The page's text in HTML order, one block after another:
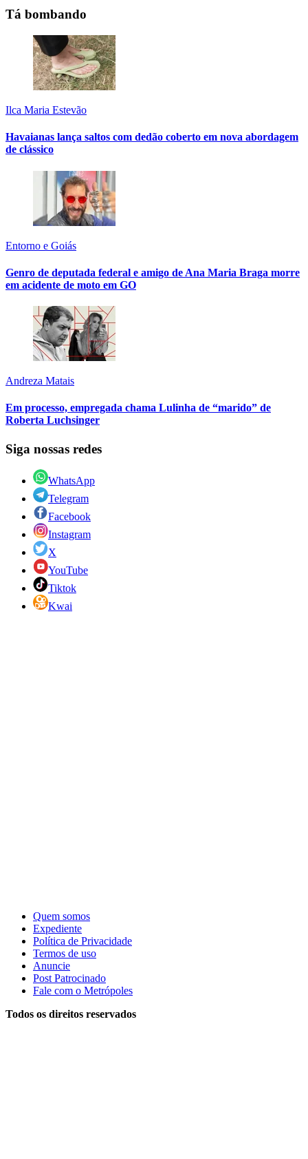
Tá bombando
Ilca Maria Estevão
Havaianas lança saltos com dedão coberto em nova abordagem
de clássico
Entorno e Goiás
Genro de deputada federal e amigo de Ana Maria Braga morre
em acidente de moto em GO
Andreza Matais
Em processo, empregada chama Lulinha de “marido” de
Roberta Luchsinger
Siga nossas redes
WhatsApp
Telegram
Facebook
Instagram
X
YouTube
Tiktok
Kwai
Quem somos
Expediente
Política de Privacidade
Termos de uso
Anuncie
Post Patrocinado
Fale com o Metrópoles
Todos os direitos reservados